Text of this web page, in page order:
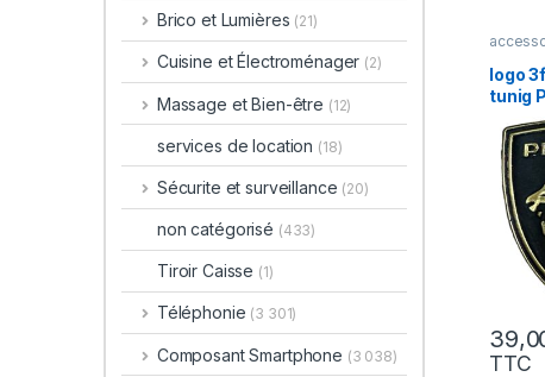
logo
tunig
TTC
Brico et Lumières (21)
Cuisine et Électroménager (2)
Massage et Bien-être (12)
services de location (18)
Sécurite et surveillance (20)
non catégorisé (433)
Tiroir Caisse (1)
Téléphonie (3 301)
Composant Smartphone (3 038)